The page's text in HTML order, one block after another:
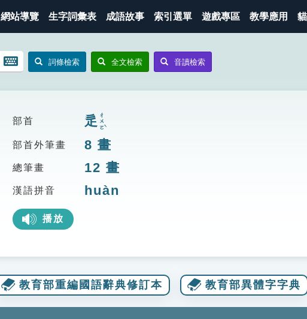
網站導覽 生字詞彙表 成語故事 索引選單 遊戲專區 教學應用
開
鍵
圖
詞條檢索 全文檢索 音讀檢索
部首 辵 ㄔㄨㄛˋ
部首外筆畫 8 畫
總筆畫 12 畫
漢語拼音 huàn
播放
教育部重編國語辭典修訂本 教育部異體字字典